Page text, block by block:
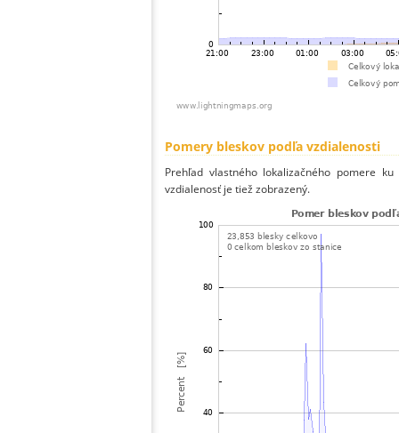
Pomery bleskov podľa vzdialenosti
Prehľad vlastného lokalizačného pomere
vzdialenosť je tiež zobrazený.